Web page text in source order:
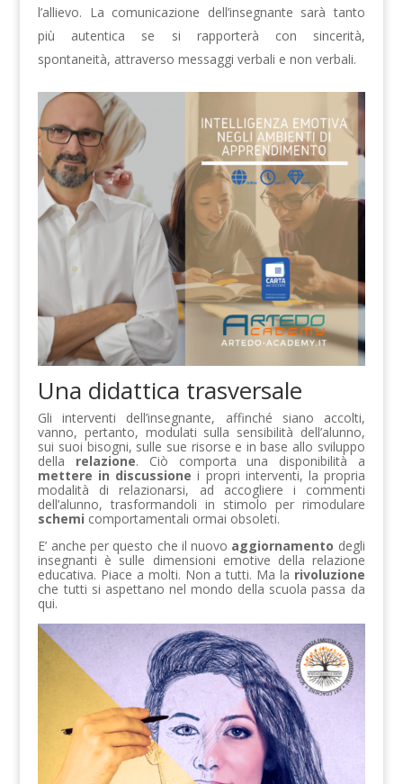
l’allievo. La comunicazione dell’insegnante sarà tanto
più autentica se si rapporterà con sincerità,
spontaneità, attraverso messaggi verbali e non verbali.
Una didattica trasversale
Gli interventi dell’insegnante, affinché siano accolti,
vanno, pertanto, modulati sulla sensibilità dell’alunno,
sui suoi bisogni, sulle sue risorse e in base allo sviluppo
della relazione. Ciò comporta una disponibilità a
mettere in discussione i propri interventi, la propria
modalità di relazionarsi, ad accogliere i commenti
dell’alunno, trasformandoli in stimolo per rimodulare
schemi comportamentali ormai obsoleti.
E’ anche per questo che il nuovo aggiornamento degli
insegnanti è sulle dimensioni emotive della relazione
educativa. Piace a molti. Non a tutti. Ma la rivoluzione
che tutti si aspettano nel mondo della scuola passa da
qui.